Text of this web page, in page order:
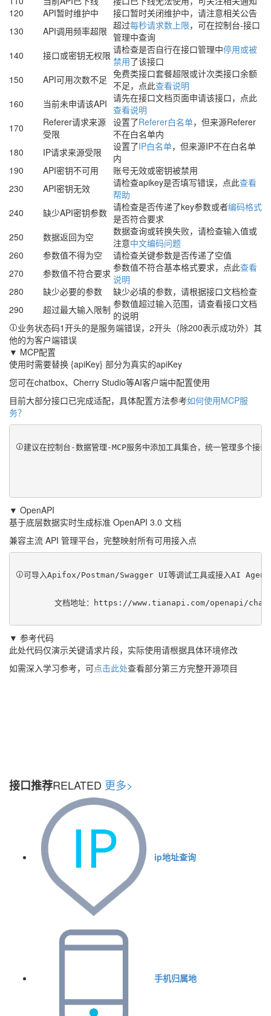
120
API暂时维护中
接口暂时关闭维护中，请注意相关公告
130
API调用频率超限 超过每秒请求数上限，可在控制台-接口
管理中查询
140
接口或密钥无权限 请检查是否自行在接口管理中停用或被
禁用了该接口
150
API可用次数不足 免费类接口套餐超限或计次类接口余额
不足，点此查看说明
160
当前未申请该API 请先在接口文档页面申请该接口，点此
查看说明
170
Referer请求来源
受限
设置了Referer白名单，但来源Referer
不在白名单内
180
IP请求来源受限 设置了IP白名单，但来源IP不在白名单
内
190
API密钥不可用
账号无效或密钥被禁用
230
API密钥无效 请检查apikey是否填写错误，点此查看
帮助
240
缺少API密钥参数 请检查是否传递了key参数或者编码格式
是否符合要求
250
数据返回为空
数据查询或转换失败，请检查输入值或
注意中文编码问题
260
参数值不得为空
请检查关键参数是否传递了空值
270
参数值不符合要求 参数值不符合基本格式要求，点此查看
说明
280
缺少必要的参数
缺少必填的参数，请根据接口文档检查
290
超过最大输入限制 参数值超过输入范围，请查看接口文档
的说明
业务状态码1开头的是服务端错误，2开头（除200表示成功外）其
他的为客户端错误
▼ MCP配置
使用时需要替换 {apiKey} 部分为真实的apiKey
您可在chatbox、Cherry Studio等AI客户端中配置使用
目前大部分接口已完成适配，具体配置方法参考如何使用MCP服
务？
建议在控制台-数据管理-MCP服务中添加工具集合，统一管理多个接口
▼ OpenAPI
基于底层数据实时生成标准 OpenAPI 3.0 文档
兼容主流 API 管理平台，完整映射所有可用接入点
可导入Apifox/Postman/Swagger UI等调试工具或接入AI Agent
	文档地址：
https://www.tianapi.com/openapi/
▼ 参考代码
此处代码仅演示关键请求片段，实际使用请根据具体环境修改
如需深入学习参考，可点击此处查看部分第三方完整开源项目
接口推荐RELATED 更多>
ip地址查询
手机归属地